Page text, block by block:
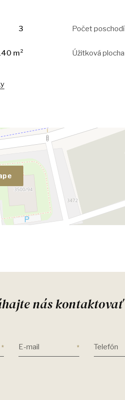
3 Počet poschodí
m² Úžitková plocha
nás kontaktovať
E-mail Telefón